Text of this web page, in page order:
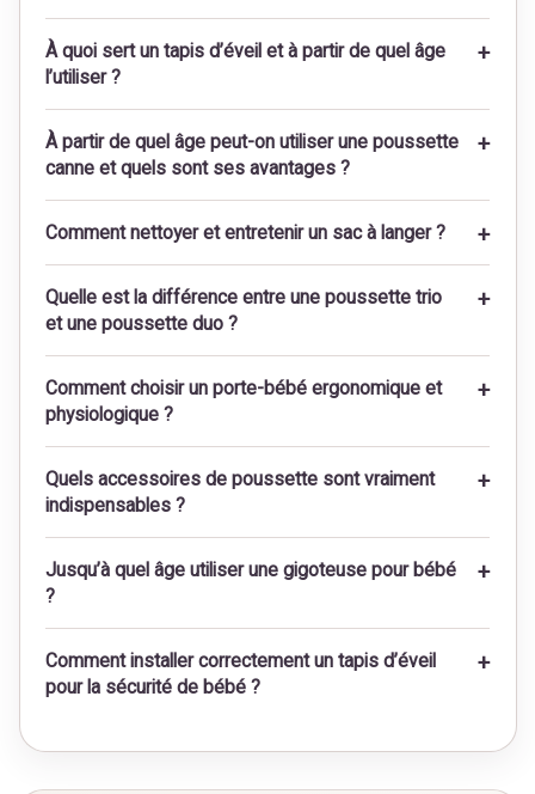
À quoi sert un tapis d’éveil et à partir de quel âge
l’utiliser ?
À partir de quel âge peut-on utiliser une poussette
canne et quels sont ses avantages ?
Comment nettoyer et entretenir un sac à langer ?
Quelle est la différence entre une poussette trio
et une poussette duo ?
Comment choisir un porte-bébé ergonomique et
physiologique ?
Quels accessoires de poussette sont vraiment
indispensables ?
Jusqu’à quel âge utiliser une gigoteuse pour bébé
?
Comment installer correctement un tapis d’éveil
pour la sécurité de bébé ?